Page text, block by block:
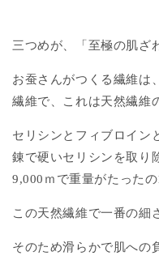
三つめが、「至極の肌ざ
お蚕さんがつくる繊維は
繊維で、これは天然繊維
セリシンとフィブロイン
錬で硬いセリシンを取り
9,000ｍで重量がたったの
この天然繊維で一番の細
そのため滑らかで肌への